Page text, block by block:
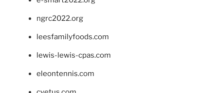
ngrc2022.org
leesfamilyfoods.com
lewis-lewis-cpas.com
eleontennis.com